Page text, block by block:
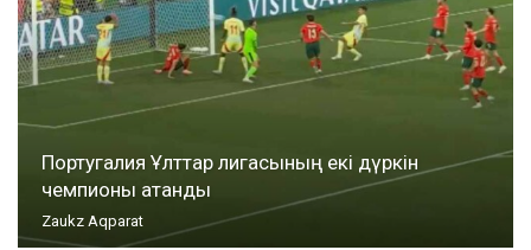
Португалия Ұлттар лигасының екі дүркін
чемпионы атанды
Zaukz Aqparat